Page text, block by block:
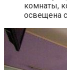
комнаты,
освещена